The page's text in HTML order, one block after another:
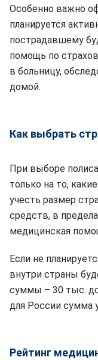
Особенно важно
планируется
пострадавшему
помощь по
в больницу,
домой.
Как выбрать
При выборе
только на то,
учесть размер
средств, в
медицинская
Если не
внутри страны
суммы – 30 тыс.
для России сумма
Рейтинг